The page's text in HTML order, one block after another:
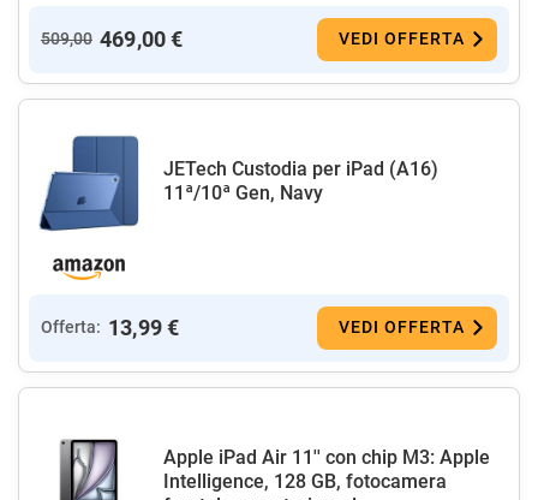
509,00 469,00 € VEDI OFFERTA
JETech Custodia per iPad (A16)
11ª/10ª Gen, Navy
Offerta: 13,99 € VEDI OFFERTA
Apple iPad Air 11'' con chip M3: Apple
Intelligence, 128 GB, fotocamera